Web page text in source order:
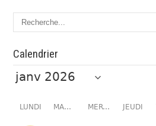
Calendrier
LUNDI MARDI MERCREDI JEUDI